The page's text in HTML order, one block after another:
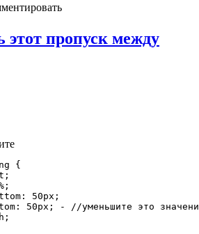
этот пропуск между
{
50px;
50px; - //уменьшите это